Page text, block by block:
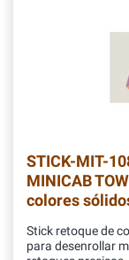
STICK-MIT-
MINICAB
colores
Stick retoque de
para desenrollar